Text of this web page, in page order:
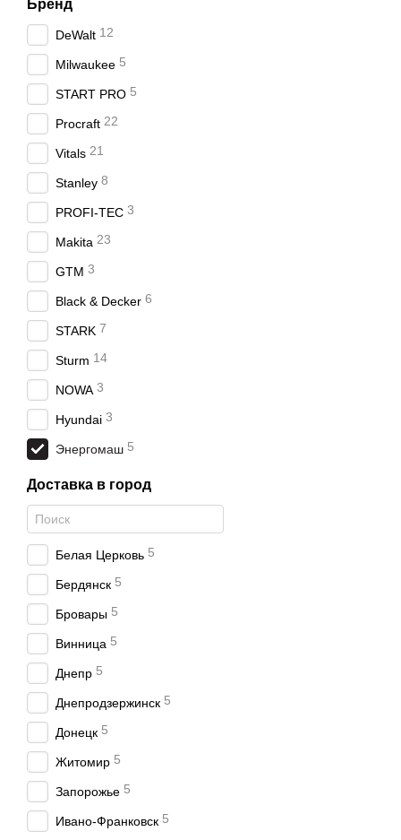
Бренд
DeWalt 12
Milwaukee 5
START PRO 5
Procraft 22
Vitals 21
Stanley 8
PROFI-TEC 3
Makita 23
GTM 3
Black & Decker 6
STARK 7
Sturm 14
NOWA 3
Hyundai 3
Энергомаш 5
Доставка в город
Белая Церковь 5
Бердянск 5
Бровары 5
Винница 5
Днепр 5
Днепродзержинск 5
Донецк 5
Житомир 5
Запорожье 5
Ивано-Франковск 5